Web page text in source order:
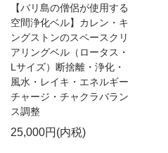
【バリ島の僧侶が使用する
空間浄化ベル】カレン・キ
ングストンのスペースクリ
アリングベル（ロータス・
Lサイズ）断捨離・浄化・
風水・レイキ・エネルギー
チャージ・チャクラバラン
ス調整
25,000円(内税)